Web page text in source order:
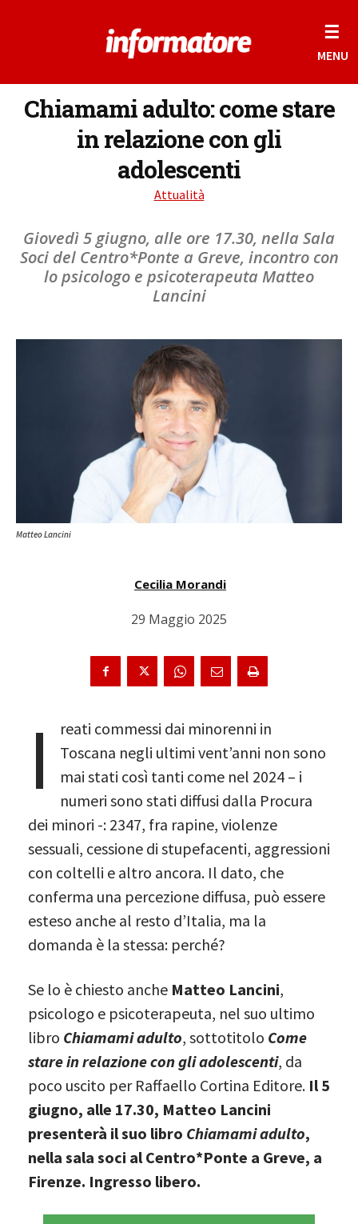
☰
MENU
Chiamami adulto: come stare
in relazione con gli
adolescenti
Attualità
Giovedì 5 giugno, alle ore 17.30, nella Sala
Soci del Centro*Ponte a Greve, incontro con
lo psicologo e psicoterapeuta Matteo
Lancini
Matteo Lancini
Cecilia Morandi
29 Maggio 2025
I
reati commessi dai minorenni in
Toscana negli ultimi vent’anni non sono
mai stati così tanti come nel 2024 – i
numeri sono stati diffusi dalla Procura
dei minori -: 2347, fra rapine, violenze
sessuali, cessione di stupefacenti, aggressioni
con coltelli e altro ancora. Il dato, che
conferma una percezione diffusa, può essere
esteso anche al resto d’Italia, ma la
domanda è la stessa: perché?
Se lo è chiesto anche Matteo Lancini,
psicologo e psicoterapeuta, nel suo ultimo
libro Chiamami adulto, sottotitolo Come
stare in relazione con gli adolescenti, da
poco uscito per Raffaello Cortina Editore. Il 5
giugno, alle 17.30, Matteo Lancini
presenterà il suo libro Chiamami adulto,
nella sala soci al Centro*Ponte a Greve, a
Firenze. Ingresso libero.